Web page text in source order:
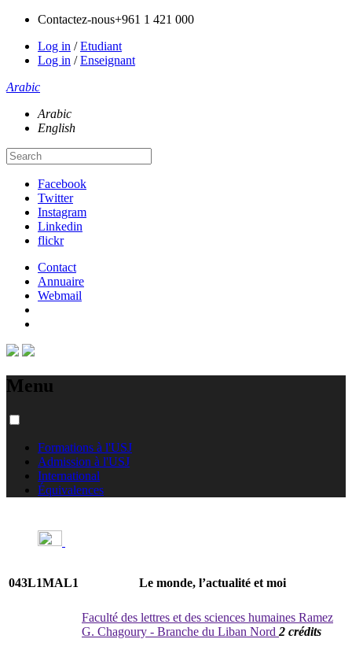
Contactez-nous+961 1 421 000
Log in /Etudiant
Log in /Enseignant
Arabic
Arabic
English
Facebook
Twitter
Instagram
Linkedin
flickr
Contact
Annuaire
Webmail
Menu
Formations à l'USJ
Admission à l'USJ
International
Équivalences
043L1MAL1 Le monde, l’actualité et moi
Faculté des lettres et des sciences humaines Ramez
G. Chagoury - Branche du Liban Nord 2 crédits